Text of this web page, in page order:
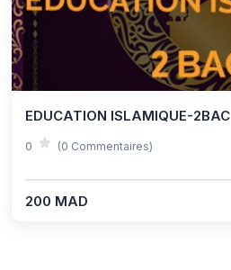
EDUCATION ISLAMIQUE-2BAC
0 (0 Commentaires)
200 MAD